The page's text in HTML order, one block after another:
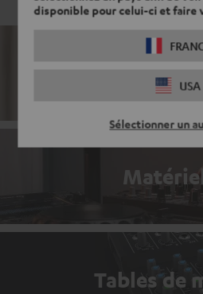
disponible pour celui-ci et faire
USA
Sélectionner un
Stéréo
Tables de